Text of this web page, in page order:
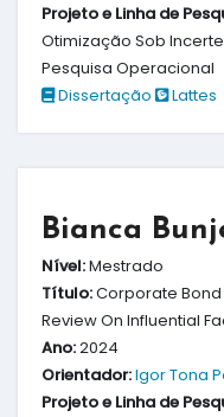
Projeto e Linha de
Otimização Sob
Pesquisa Operacional
Dissertação
Lattes
Bianca
Nível:Mestrado
Título:Corporate Bond
Review On Influential
Ano:2024
Orientador:Igor Tona
Projeto e Linha de